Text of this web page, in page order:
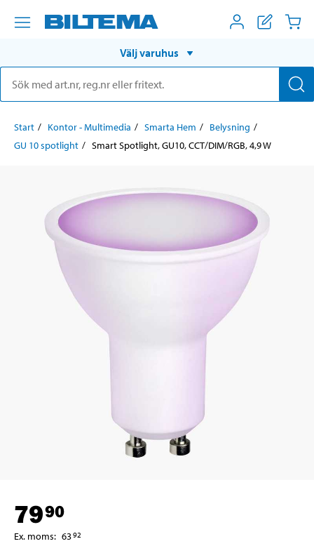
Välj varuhus
Start Kontor - Multimedia Smarta Hem
Belysning
GU 10 spotlight
Smart Spotlight, GU10, CCT/DIM/RGB, 4,9 W
7990
Ex. moms: 6392